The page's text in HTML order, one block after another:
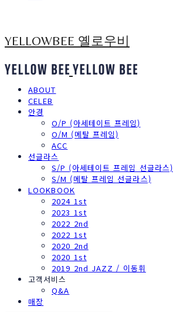
YELLOWBEE 옐로우비
ABOUT
CELEB
안경
O/P (아세테이트 프레임)
O/M (메탈 프레임)
ACC
선글라스
S/P (아세테이트 프레임 선글라스)
S/M (메탈 프레임 선글라스)
LOOKBOOK
2024 1st
2023 1st
2022 2nd
2022 1st
2020 2nd
2020 1st
2019 2nd JAZZ / 이동휘
고객서비스
Q&A
매장